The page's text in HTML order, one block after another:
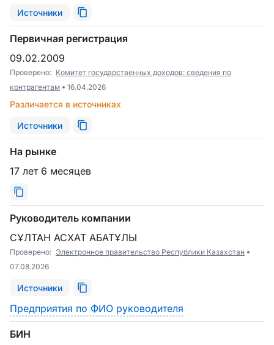
Источники
Первичная регистрация
09.02.2009
Проверено: Комитет государственных доходов: сведения по
контрагентам
16.04.2026
Различается в источниках
Источники
На рынке
17 лет 6 месяцев
Руководитель компании
СҰЛТАН АСХАТ АБАТҰЛЫ
Проверено: Электронное правительство Республики Казахстан
07.08.2026
Источники
Предприятия по ФИО руководителя
БИН